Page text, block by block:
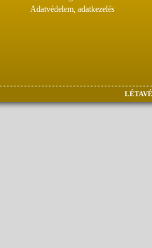
Adatvédelem, adatkezelés